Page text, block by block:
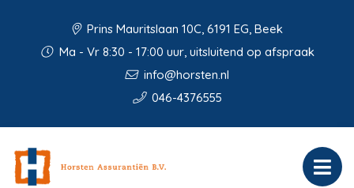
Prins Mauritslaan 10C, 6191 EG, Beek
Ma - Vr 8:30 - 17:00 uur, uitsluitend op afspraak
info@horsten.nl
046-4376555